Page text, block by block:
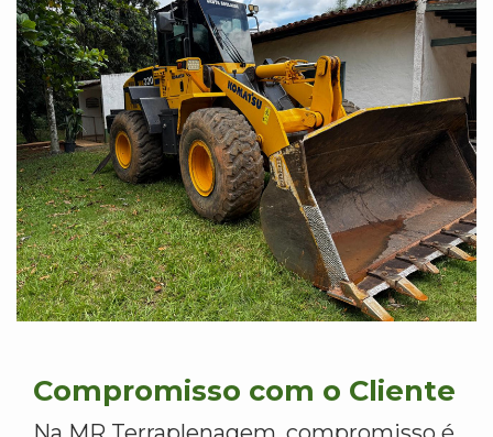
Compromisso com o Cliente